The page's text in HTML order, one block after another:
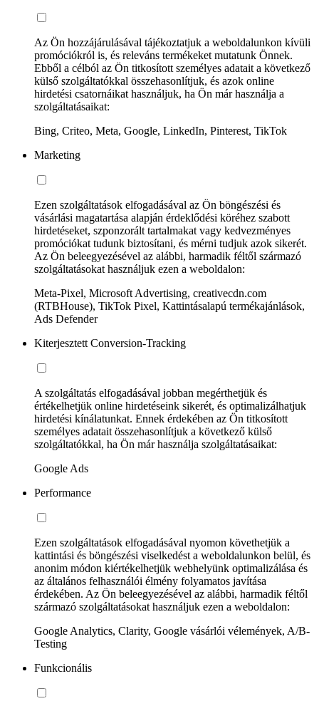
Az Ön hozzájárulásával tájékoztatjuk a weboldalunkon kívüli
promóciókról is, és releváns termékeket mutatunk Önnek.
Ebből a célból az Ön titkosított személyes adatait a következő
külső szolgáltatókkal összehasonlítjuk, és azok online
hirdetési csatornáikat használjuk, ha Ön már használja a
szolgáltatásaikat:
Bing, Criteo, Meta, Google, LinkedIn, Pinterest, TikTok
Marketing
Ezen szolgáltatások elfogadásával az Ön böngészési és
vásárlási magatartása alapján érdeklődési köréhez szabott
hirdetéseket, szponzorált tartalmakat vagy kedvezményes
promóciókat tudunk biztosítani, és mérni tudjuk azok sikerét.
Az Ön beleegyezésével az alábbi, harmadik féltől származó
szolgáltatásokat használjuk ezen a weboldalon:
Meta-Pixel, Microsoft Advertising, creativecdn.com
(RTBHouse), TikTok Pixel, Kattintásalapú termékajánlások,
Ads Defender
Kiterjesztett Conversion-Tracking
A szolgáltatás elfogadásával jobban megérthetjük és
értékelhetjük online hirdetéseink sikerét, és optimalizálhatjuk
hirdetési kínálatunkat. Ennek érdekében az Ön titkosított
személyes adatait összehasonlítjuk a következő külső
szolgáltatókkal, ha Ön már használja szolgáltatásaikat:
Google Ads
Performance
Ezen szolgáltatások elfogadásával nyomon követhetjük a
kattintási és böngészési viselkedést a weboldalunkon belül, és
anonim módon kiértékelhetjük webhelyünk optimalizálása és
az általános felhasználói élmény folyamatos javítása
érdekében. Az Ön beleegyezésével az alábbi, harmadik féltől
származó szolgáltatásokat használjuk ezen a weboldalon:
Google Analytics, Clarity, Google vásárlói vélemények, A/B-
Testing
Funkcionális